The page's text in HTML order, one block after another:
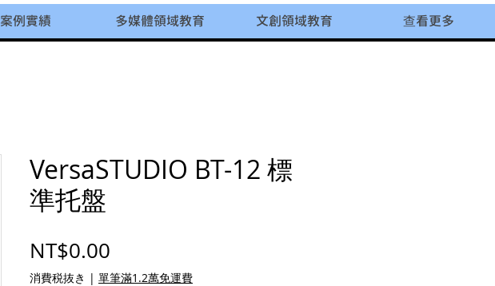
案例實績 多媒體領域教育 文創領域教育 查看更多
VersaSTUDIO BT-12 標
準托盤
NT$0.00
消費税抜き | 單筆滿1.2萬免運費